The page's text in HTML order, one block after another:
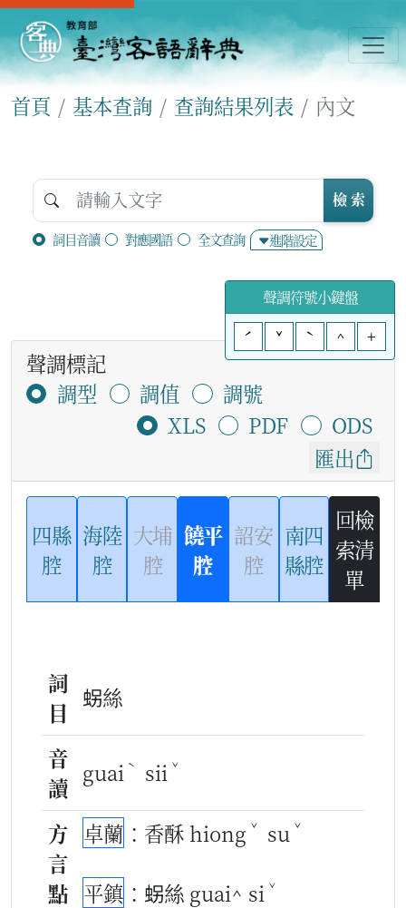
首頁 基本查詢 查詢結果列表 內文
詞目音讀 對應國語 全文查詢 進階設定
檢 索
聲調符號小鍵盤
ˊ
ˇ ˋ ^ +
聲調標記
調型
調值
調號
XLS
PDF
ODS
匯出
四縣
腔
海陸
腔
大埔
腔
饒平
腔
詔安
腔
南四
縣腔
回檢
索清
單
詞
目
𧊅絲
音
讀
guai ˋ sii ˇ
方
言
點
卓蘭 ：香酥 hiong ˇ su ˇ
平鎮 ：𧊅絲 guai^ si ˇ